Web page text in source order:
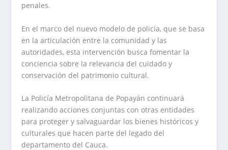
penales.
En el marco del nuevo modelo de policía, que se basa
en la articulación entre la comunidad y las
autoridades, esta intervención busca fomentar la
conciencia sobre la relevancia del cuidado y
conservación del patrimonio cultural.
La Policía Metropolitana de Popayán continuará
realizando acciones conjuntas con otras entidades
para proteger y salvaguardar los bienes históricos y
culturales que hacen parte del legado del
departamento del Cauca.